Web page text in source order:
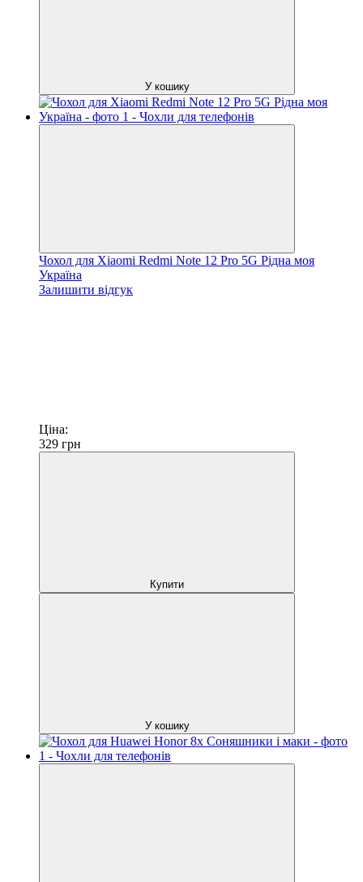
У кошику
Чохол для Xiaomi Redmi Note 12 Pro 5G Рідна моя
Україна
Залишити відгук
Ціна:
329 грн
Купити
У кошику